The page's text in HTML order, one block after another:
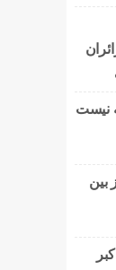
نیست
مرز بین